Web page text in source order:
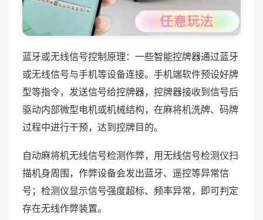
蓝牙或无线信号控制原理：一些智能控牌器通过蓝牙
或无线信号与手机等设备连接。手机端软件预设好牌
型等指令，发送信号给控牌器，控牌器接收到信号后
驱动内部微型电机或机械结构，在麻将机洗牌、码牌
过程中进行干预，达到控牌目的。
自动麻将机无线信号检测作弊，用无线信号检测仪扫
描机身周围，作弊设备会发出蓝牙、遥控等异常信
号；检测仪显示信号强度超标、频率异常，即可判定
存在无线作弊装置。